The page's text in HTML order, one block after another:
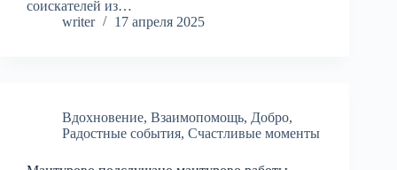
соискателей из…
writer
17 апреля 2025
Вдохновение, Взаимопомощь, Добро,
Радостные события, Счастливые моменты